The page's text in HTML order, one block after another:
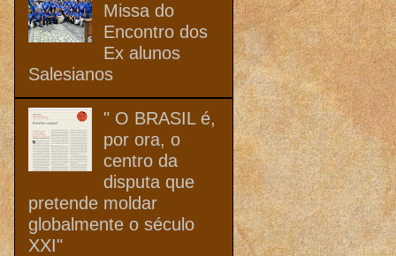
Missa do
Encontro dos
Ex alunos
Salesianos
" O BRASIL é,
por ora, o
centro da
disputa que
pretende moldar
globalmente o século
XXI"